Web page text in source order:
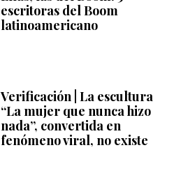
escritoras del Boom
latinoamericano
Verificación | La escultura
“La mujer que nunca hizo
nada”, convertida en
fenómeno viral, no existe